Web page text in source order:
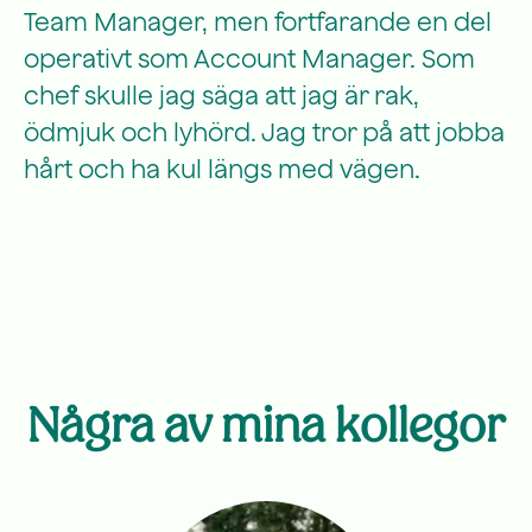
Team Manager, men fortfarande en del
operativt som Account Manager. Som
chef skulle jag säga att jag är rak,
ödmjuk och lyhörd. Jag tror på att jobba
hårt och ha kul längs med vägen.
Några av mina kollegor